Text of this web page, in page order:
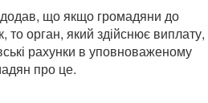
що якщо громадяни до
то орган, який здійснює виплату,
рахунки в уповноваженому
про це.